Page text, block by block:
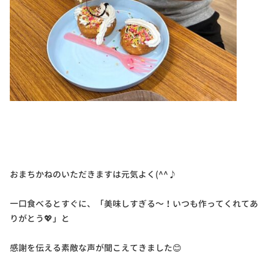
おまちかねのいただきますは元気よく(^^♪
一口食べるとすぐに、「美味しすぎる～！いつも作ってくれてあ
りがとう💖」と
感謝を伝える素敵な声が聞こえてきました😊